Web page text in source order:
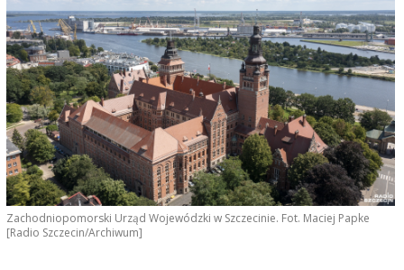
Zachodniopomorski Urząd Wojewódzki w Szczecinie. Fot. Maciej Papke
[Radio Szczecin/Archiwum]